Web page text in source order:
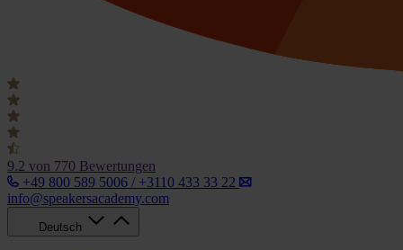
9.2 von 770 Bewertungen
+49 800 589 5006 / +3110 433 33 22
info@speakersacademy.com
Deutsch